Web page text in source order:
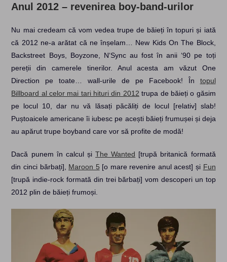
Anul 2012 – revenirea boy-band-urilor
Nu mai credeam că vom vedea trupe de băieți în topuri și iată
că 2012 ne-a arătat că ne înșelam… New Kids On The Block,
Backstreet Boys, Boyzone, N‘Sync au fost în anii ‘90 pe toți
pereții din camerele tinerilor. Anul acesta am văzut One
Direction pe toate… wall-urile de pe Facebook! În topul
Billboard al celor mai tari hituri din 2012 trupa de băieți o găsim
pe locul 10, dar nu vă lăsați păcăliți de locul [relativ] slab!
Puștoaicele americane îi iubesc pe acești băieți frumușei și deja
au apărut trupe boyband care vor să profite de modă!
Dacă punem în calcul șiThe Wanted [trupă britanică formată
din cinci bărbați], Maroon 5 [o mare revenire anul acest] și Fun
[trupă indie-rock formată din trei bărbați] vom descoperi un top
2012 plin de băieți frumoși.